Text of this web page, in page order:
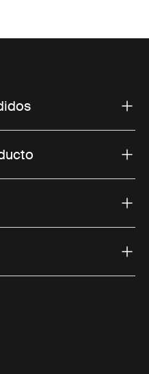
(external link)
(external link)
Youtube (external